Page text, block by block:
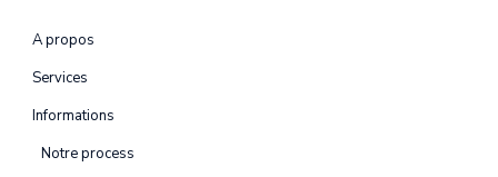
A propos
Services
Informations
Notre process